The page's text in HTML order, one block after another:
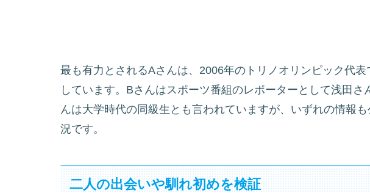
最も有力とされるAさんは、2006年のトリノオリンピック代
しています。Bさんはスポーツ番組のレポーターとして浅田さ
んは大学時代の同級生とも言われていますが、いずれの情報
況です。
二人の出会いや馴れ初めを検証